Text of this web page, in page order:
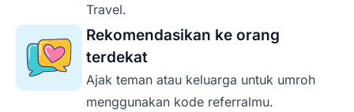
Travel.
Rekomendasikan ke orang
terdekat
Ajak teman atau keluarga untuk umroh
menggunakan kode referralmu.